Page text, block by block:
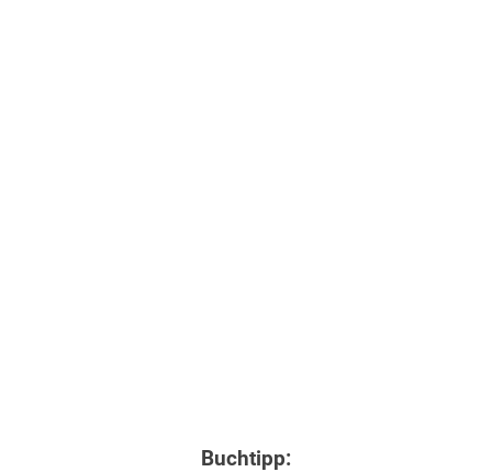
Buchtipp: